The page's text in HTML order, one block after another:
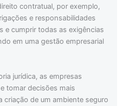
contratual, por exemplo,
e responsabilidades
e cumprir todas as exigências
em uma gestão empresarial
jurídica, as empresas
tomar decisões mais
criação de um ambiente seguro